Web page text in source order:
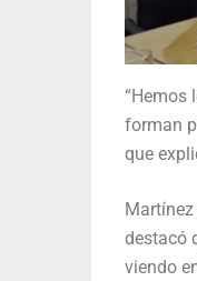
“Hemos
forman
que
destacó
viendo